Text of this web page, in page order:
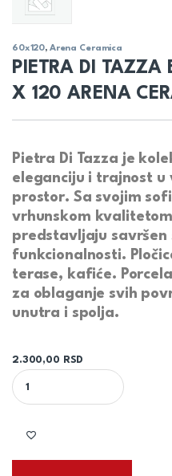
60x120, Arena Ceramica
PIETRA DI TAZZA
X 120 ARENA
Pietra Di Tazza je
eleganciju i trajnost u
prostor. Sa svojim
vrhunskom
predstavljaju savršen
funkcionalnosti.
terase, kafiće.
za oblaganje svih
unutra i spolja.
2.300,00
RSD
PIETRA DI TAZZA BIANCO